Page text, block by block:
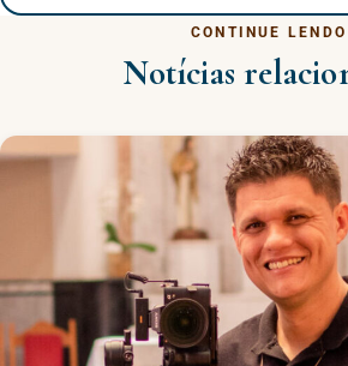
CONTINUE LENDO
Notícias